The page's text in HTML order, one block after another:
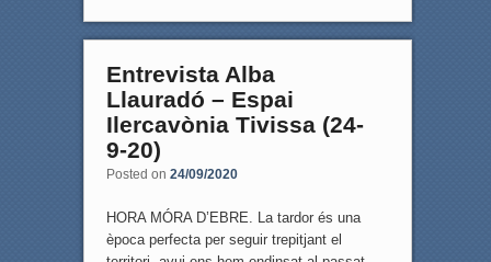
Entrevista Alba
Llauradó – Espai
Ilercavònia Tivissa (24-
9-20)
Posted on 24/09/2020
HORA MÓRA D’EBRE. La tardor és una
època perfecta per seguir trepitjant el